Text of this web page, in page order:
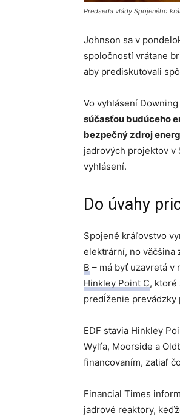
Predseda vlády Spojeného
Johnson sa v
spoločností vrátane
aby prediskutovali
Vo vyhlásení
súčasťou budúceho
bezpečný zdroj
jadrových projektov v
vyhlásení.
Do úvahy
Spojené kráľovstvo
elektrární, no väčšina
B – má byť uzavretá v
Hinkley Point C, ktoré
predĺženie prevádzky
EDF stavia Hinkley
Wylfa, Moorside a
financovaním, zatiaľ
Financial Times
jadrové reaktory,